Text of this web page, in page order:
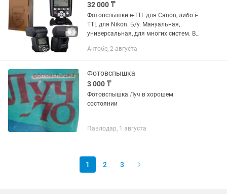
32 000 ₸
Фотовспышки e-TTL для Canon, либо i-
TTL для Nikon. Б/у. Мануальная,
универсальная, для многих систем. В
оригинал Nikon. Цены разные.
Актобе, 2 августа
Фотовспышка
3 000 ₸
Фотовспышка Луч в хорошем
состоянии
Павлодар, 1 августа
1 2 3